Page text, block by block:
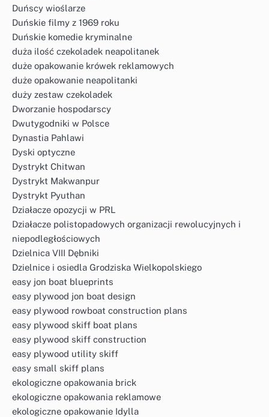
Duńscy wioślarze
Duńskie filmy z 1969 roku
Duńskie komedie kryminalne
duża ilość czekoladek neapolitanek
duże opakowanie krówek reklamowych
duże opakowanie neapolitanki
duży zestaw czekoladek
Dworzanie hospodarscy
Dwutygodniki w Polsce
Dynastia Pahlawi
Dyski optyczne
Dystrykt Chitwan
Dystrykt Makwanpur
Dystrykt Pyuthan
Działacze opozycji w PRL
Działacze polistopadowych organizacji rewolucyjnych i
niepodległościowych
Dzielnica VIII Dębniki
Dzielnice i osiedla Grodziska Wielkopolskiego
easy jon boat blueprints
easy plywood jon boat design
easy plywood rowboat construction plans
easy plywood skiff boat plans
easy plywood skiff construction
easy plywood utility skiff
easy small skiff plans
ekologiczne opakowania brick
ekologiczne opakowania reklamowe
ekologiczne opakowanie Idylla